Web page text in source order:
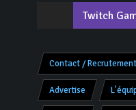
Twitch
Contact / Recrutement
Advertise